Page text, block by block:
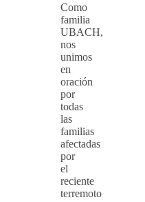
Como
familia
UBACH,
nos
unimos
en
oración
por
todas
las
familias
afectadas
por
el
reciente
terremoto